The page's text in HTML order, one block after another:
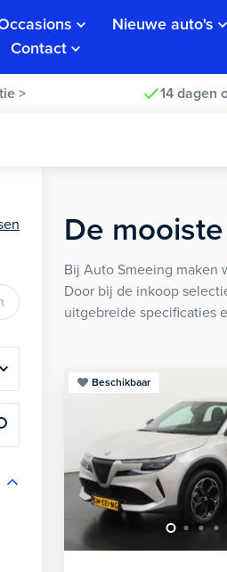
Nieuwe auto's
Contact
> 14 dagen
De
Bij Auto Smeeing maken
Door bij de inkoop
uitgebreide specificaties
Beschikbaar